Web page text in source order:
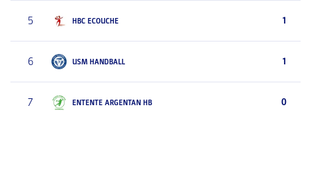
5 HBC ECOUCHE 1
6 USM HANDBALL 1
7 ENTENTE ARGENTAN HB 0